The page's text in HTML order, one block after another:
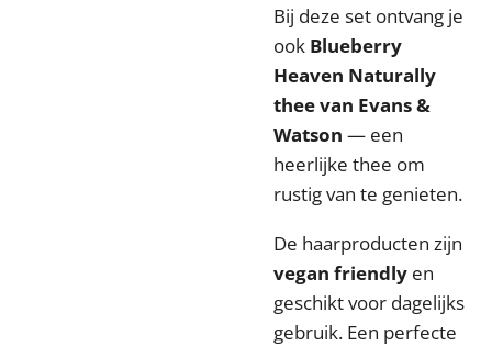
Bij deze set ontvang je
ook Blueberry
Heaven Naturally
thee van Evans &
Watson — een
heerlijke thee om
rustig van te genieten.
De haarproducten zijn
vegan friendly en
geschikt voor dagelijks
gebruik. Een perfecte